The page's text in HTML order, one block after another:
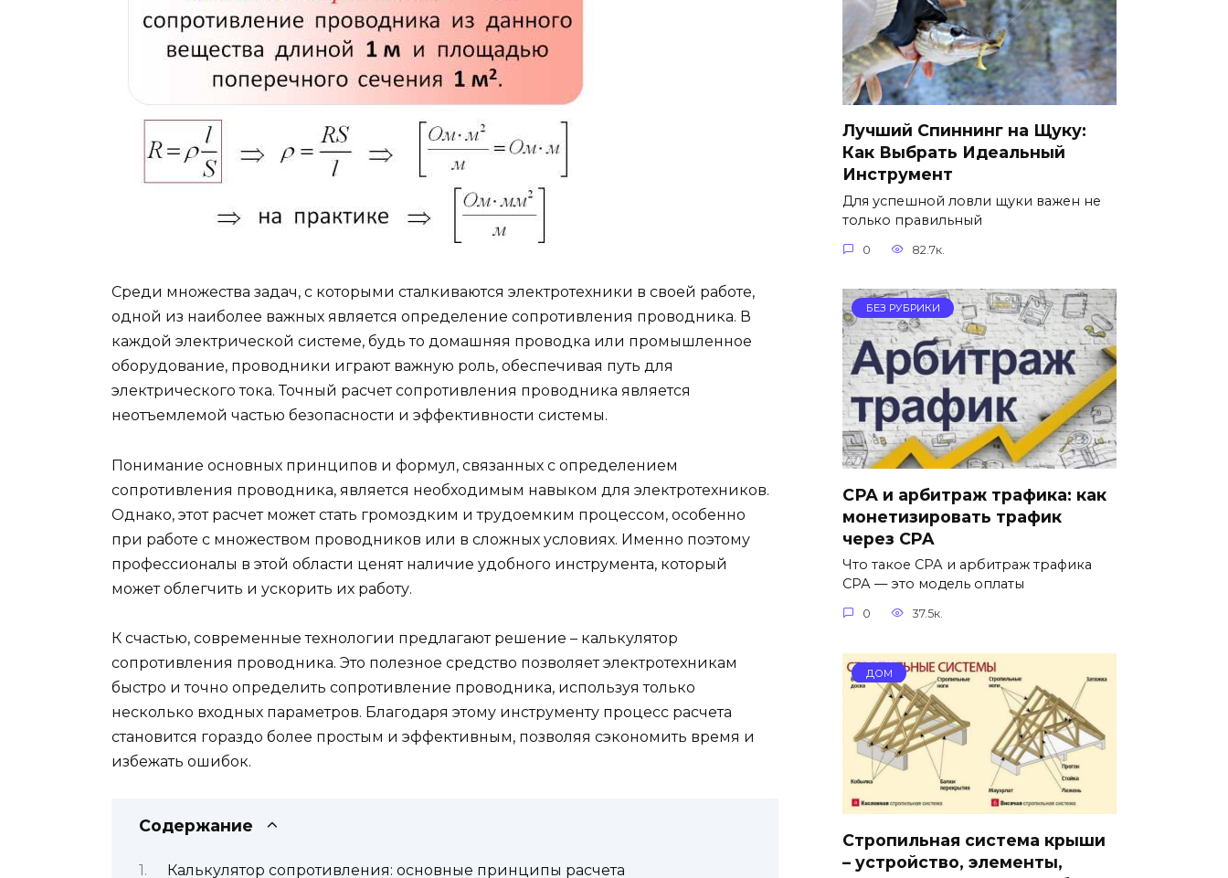
Среди множества задач, с которыми сталкиваются электротехники в своей работе,
одной из наиболее важных является определение сопротивления проводника. В
каждой электрической системе, будь то домашняя проводка или промышленное
оборудование, проводники играют важную роль, обеспечивая путь для
электрического тока. Точный расчет сопротивления проводника является
неотъемлемой частью безопасности и эффективности системы.
Понимание основных принципов и формул, связанных с определением
сопротивления проводника, является необходимым навыком для электротехников.
Однако, этот расчет может стать громоздким и трудоемким процессом, особенно
при работе с множеством проводников или в сложных условиях. Именно поэтому
профессионалы в этой области ценят наличие удобного инструмента, который
может облегчить и ускорить их работу.
К счастью, современные технологии предлагают решение – калькулятор
сопротивления проводника. Это полезное средство позволяет электротехникам
быстро и точно определить сопротивление проводника, используя только
несколько входных параметров. Благодаря этому инструменту процесс расчета
становится гораздо более простым и эффективным, позволяя сэкономить время и
избежать ошибок.
Содержание
Калькулятор сопротивления: основные принципы расчета
Лучший Спиннинг на Щуку:
Как Выбрать Идеальный
Инструмент
Для успешной ловли щуки важен не
только правильный
0 82.7к.
БЕЗ РУБРИКИ
СРА и арбитраж трафика: как
монетизировать трафик
через CPA
Что такое СРА и арбитраж трафика
СРА — это модель оплаты
0 37.5к.
ДОМ
Стропильная система крыши
– устройство, элементы,